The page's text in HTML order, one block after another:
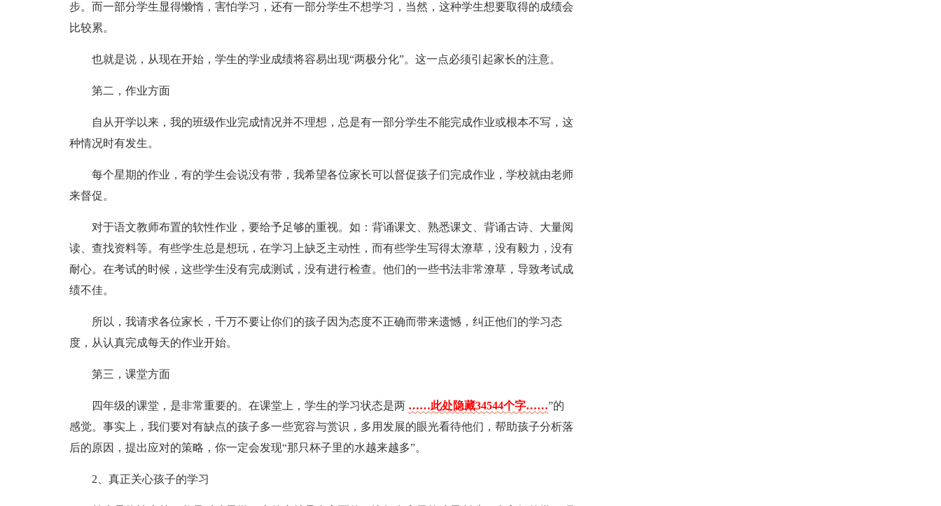
步。而一部分学生显得懒惰，害怕学习，还有一部分学生不想学习，当然，这种学生想要取得的成绩会
比较累。
也就是说，从现在开始，学生的学业成绩将容易出现“两极分化”。这一点必须引起家长的注意。
第二，作业方面
自从开学以来，我的班级作业完成情况并不理想，总是有一部分学生不能完成作业或根本不写，这
种情况时有发生。
每个星期的作业，有的学生会说没有带，我希望各位家长可以督促孩子们完成作业，学校就由老师
来督促。
对于语文教师布置的软性作业，要给予足够的重视。如：背诵课文、熟悉课文、背诵古诗、大量阅
读、查找资料等。有些学生总是想玩，在学习上缺乏主动性，而有些学生写得太潦草，没有毅力，没有
耐心。在考试的时候，这些学生没有完成测试，没有进行检查。他们的一些书法非常潦草，导致考试成
绩不佳。
所以，我请求各位家长，千万不要让你们的孩子因为态度不正确而带来遗憾，纠正他们的学习态
度，从认真完成每天的作业开始。
第三，课堂方面
四年级的课堂，是非常重要的。在课堂上，学生的学习状态是两 ……此处隐藏34544个字……”的
感觉。事实上，我们要对有缺点的孩子多一些宽容与赏识，多用发展的眼光看待他们，帮助孩子分析落
后的原因，提出应对的策略，你一定会发现“那只杯子里的水越来越多”。
2、真正关心孩子的学习